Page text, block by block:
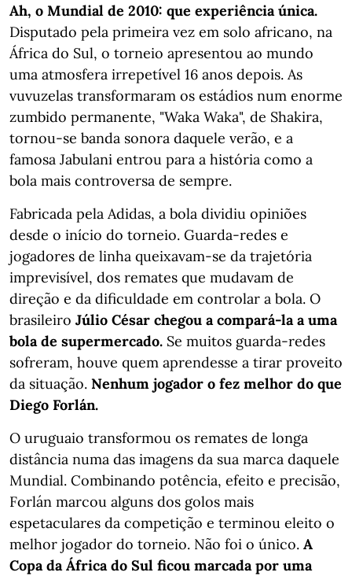
Ah, o Mundial de 2010: que experiência única.
Disputado pela primeira vez em solo africano, na
África do Sul, o torneio apresentou ao mundo
uma atmosfera irrepetível 16 anos depois. As
vuvuzelas transformaram os estádios num enorme
zumbido permanente, "Waka Waka", de Shakira,
tornou-se banda sonora daquele verão, e a
famosa Jabulani entrou para a história como a
bola mais controversa de sempre.
Fabricada pela Adidas, a bola dividiu opiniões
desde o início do torneio. Guarda-redes e
jogadores de linha queixavam-se da trajetória
imprevisível, dos remates que mudavam de
direção e da dificuldade em controlar a bola. O
brasileiro Júlio César chegou a compará-la a uma
bola de supermercado. Se muitos guarda-redes
sofreram, houve quem aprendesse a tirar proveito
da situação. Nenhum jogador o fez melhor do que
Diego Forlán.
O uruguaio transformou os remates de longa
distância numa das imagens da sua marca daquele
Mundial. Combinando potência, efeito e precisão,
Forlán marcou alguns dos golos mais
espetaculares da competição e terminou eleito o
melhor jogador do torneio. Não foi o único. A
Copa da África do Sul ficou marcada por uma